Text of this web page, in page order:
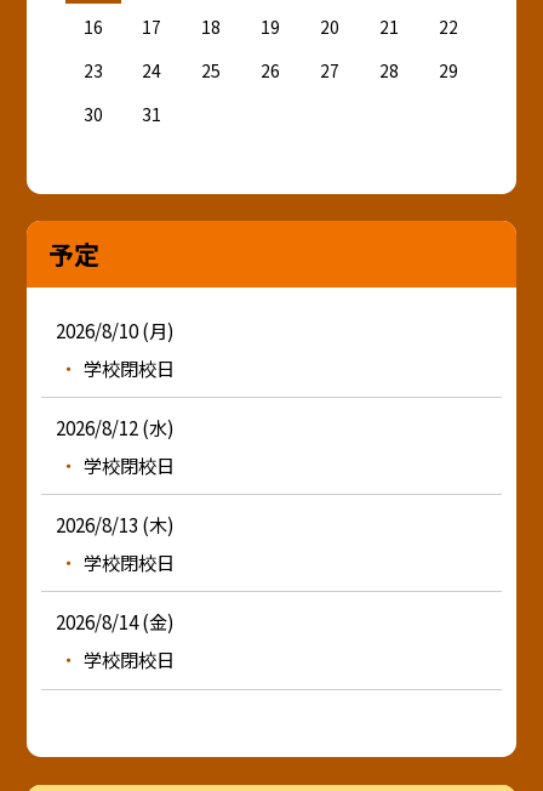
16
17 18 19 20 21
22
23
24 25 26 27 28
29
30
31
予定
2026/8/10 (月)
学校閉校日
2026/8/12 (水)
学校閉校日
2026/8/13 (木)
学校閉校日
2026/8/14 (金)
学校閉校日